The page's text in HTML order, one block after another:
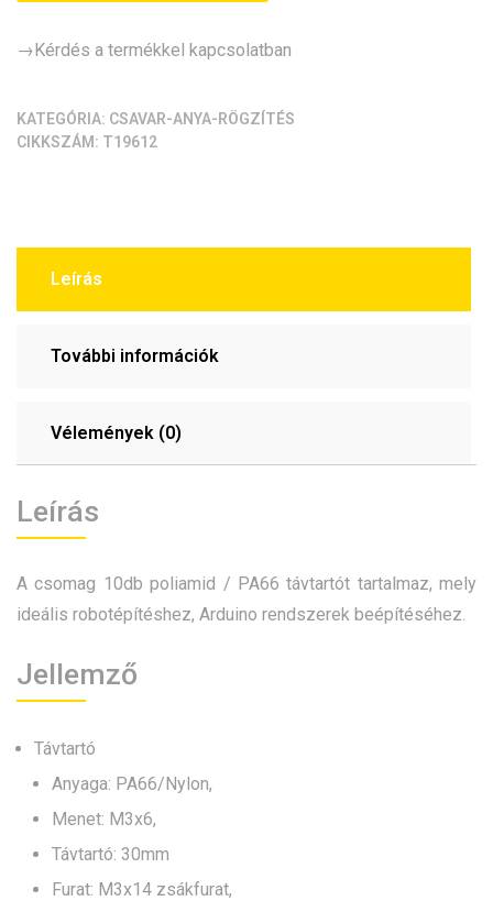
mennyiség
→Kérdés a termékkel kapcsolatban
KATEGÓRIA: CSAVAR-ANYA-RÖGZÍTÉS
CIKKSZÁM: T19612
Leírás
További információk
Vélemények (0)
Leírás
A csomag 10db poliamid / PA66 távtartót tartalmaz, mely
ideális robotépítéshez, Arduino rendszerek beépítéséhez.
Jellemző
Távtartó
Anyaga: PA66/Nylon,
Menet: M3x6,
Távtartó: 30mm
Furat: M3x14 zsákfurat,